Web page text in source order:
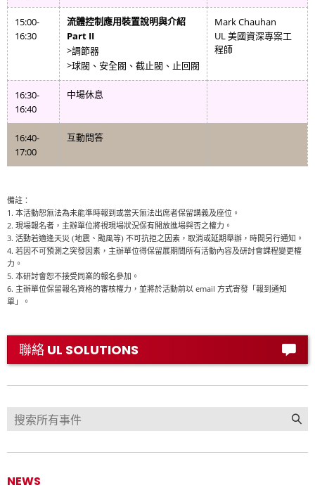
15:00-
16:30
流體控制應用裝置說明與介紹
Part II
>調節器
>球閥、安全閥、截止閥、止回閥
Mark Chauhan
UL 美國資深專案工
程師
16:30-
16:40
中場休息
16:40-
17:00
互動問答
備註：
1. 本活動恕無法為未能準時報到或當天無法出席者保留講義及座位。
2. 現場報名者，主辦單位將視現場狀況保有開放進場與否之權力。
3. 活動若適逢天災 (地震、颱風等) 不可抗拒之因素，取消或延期舉辦，時間另行通知。
4. 若因不可預測之突發因素，主辦單位得保留展期間所有活動內容及研討會課程變更權
力。
5. 本研討會恕不接受同業的報名參加。
6. 主辦單位保留報名資格的審核權力，並將於活動前以 email 方式寄發「報到通知
單」。
聯絡 UL SOLUTIONS
NEWS